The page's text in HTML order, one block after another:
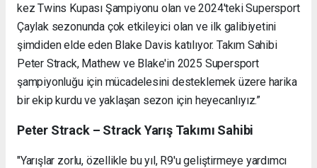
kez Twins Kupası Şampiyonu olan ve 2024'teki Supersport
Çaylak sezonunda çok etkileyici olan ve ilk galibiyetini
şimdiden elde eden Blake Davis katılıyor. Takım Sahibi
Peter Strack, Mathew ve Blake'in 2025 Supersport
şampiyonluğu için mücadelesini desteklemek üzere harika
bir ekip kurdu ve yaklaşan sezon için heyecanlıyız.”
Peter Strack – Strack Yarış Takımı Sahibi
"Yarışlar zorlu, özellikle bu yıl, R9'u geliştirmeye yardımcı